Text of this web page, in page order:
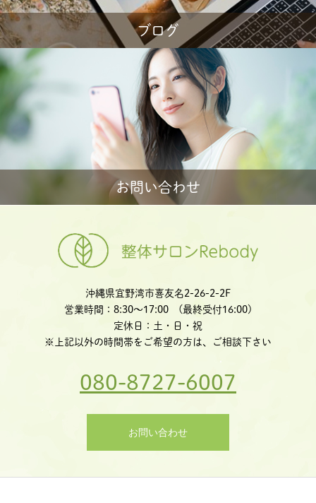
ブログ
お問い合わせ
沖縄県宜野湾市喜友名2-26-2-2F
営業時間：8:30〜17:00 (最終受付16:00)
定休日：土・日・祝
※上記以外の時間帯をご希望の方は、ご相談下さい
080-8727-6007
お問い合わせ